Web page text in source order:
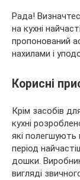
Рада!
на кухні
пропонований
нахилами і
Корисні
Крім засобів
кухні
які полегшують
період
дошки.
вигляді